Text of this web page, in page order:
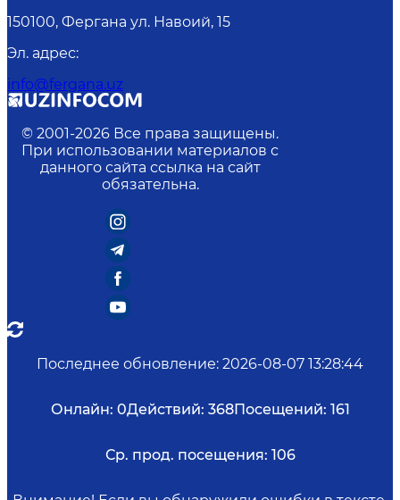
150100, Фергана ул. Навоий, 15
Эл. адрес:
info@fergana.uz
© 2001-2026 Все права защищены.
При использовании материалов с
данного сайта ссылка на сайт
обязательна.
Последнее обновление: 2026-08-07 13:28:44
Онлайн: 0Действий: 368Посещений: 161
Ср. прод. посещения: 106